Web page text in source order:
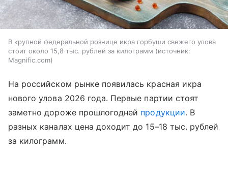
В крупной федеральной рознице икра горбуши свежего улова
стоит около 15,8 тыс. рублей за килограмм
источник:
Magnific.com
На российском рынке появилась красная икра
нового улова 2026 года. Первые партии стоят
заметно дороже прошлогодней продукции. В
разных каналах цена доходит до 15–18 тыс. рублей
за килограмм.